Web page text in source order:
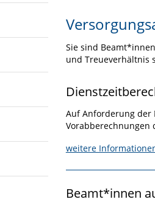
Sie sind
und Treueverhältnis
Auf Anforderung der
Vorabberechnungen
weitere
Beamt*innen